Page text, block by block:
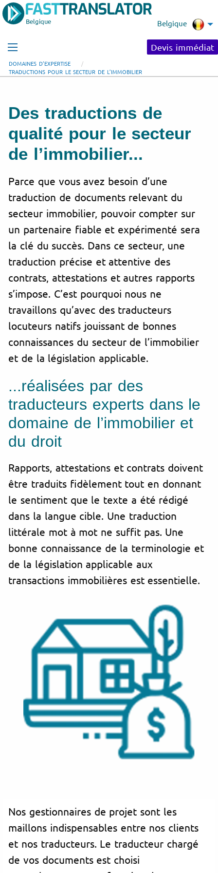
Belgique Belgique
Devis immédiat
DOMAINES D’EXPERTISE
TRADUCTIONS POUR LE SECTEUR DE L’IMMOBILIER
Des traductions de
qualité pour le secteur
de l’immobilier...
Parce que vous avez besoin d’une
traduction de documents relevant du
secteur immobilier, pouvoir compter sur
un partenaire fiable et expérimenté sera
la clé du succès. Dans ce secteur, une
traduction précise et attentive des
contrats, attestations et autres rapports
s’impose. C’est pourquoi nous ne
travaillons qu’avec des traducteurs
locuteurs natifs jouissant de bonnes
connaissances du secteur de l’immobilier
et de la législation applicable.
...réalisées par des
traducteurs experts dans le
domaine de l’immobilier et
du droit
Rapports, attestations et contrats doivent
être traduits fidèlement tout en donnant
le sentiment que le texte a été rédigé
dans la langue cible. Une traduction
littérale mot à mot ne suffit pas. Une
bonne connaissance de la terminologie et
de la législation applicable aux
transactions immobilières est essentielle.
Nos gestionnaires de projet sont les
maillons indispensables entre nos clients
et nos traducteurs. Le traducteur chargé
de vos documents est choisi